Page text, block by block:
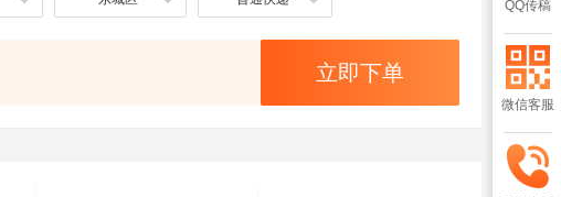
立即下单
QQ传稿
微信客服